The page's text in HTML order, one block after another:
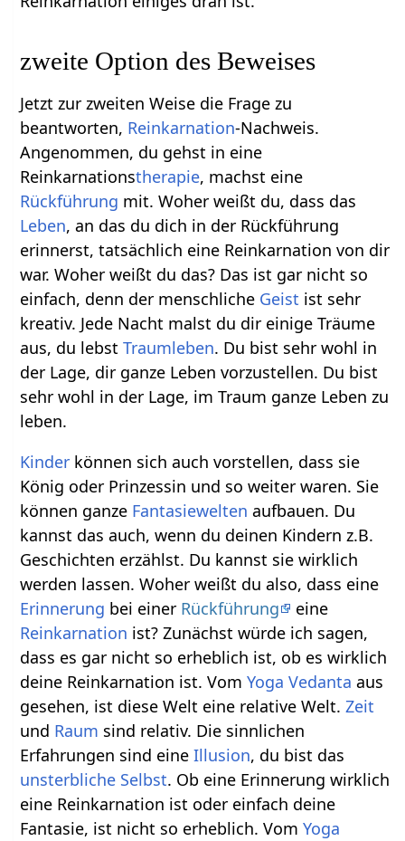
zweite Option des Beweises
Jetzt zur zweiten Weise die Frage zu
beantworten, Reinkarnation-Nachweis.
Angenommen, du gehst in eine
Reinkarnationstherapie, machst eine
Rückführung mit. Woher weißt du, dass das
Leben, an das du dich in der Rückführung
erinnerst, tatsächlich eine Reinkarnation von dir
war. Woher weißt du das? Das ist gar nicht so
einfach, denn der menschliche Geist ist sehr
kreativ. Jede Nacht malst du dir einige Träume
aus, du lebstTraumleben. Du bist sehr wohl in
der Lage, dir ganze Leben vorzustellen. Du bist
sehr wohl in der Lage, im Traum ganze Leben zu
leben.
Kinder können sich auch vorstellen, dass sie
König oder Prinzessin und so weiter waren. Sie
können ganze Fantasiewelten aufbauen. Du
kannst das auch, wenn du deinen Kindern z.B.
Geschichten erzählst. Du kannst sie wirklich
werden lassen. Woher weißt du also, dass eine
Erinnerung bei einer Rückführung
eine
Reinkarnation ist? Zunächst würde ich sagen,
dass es gar nicht so erheblich ist, ob es wirklich
deine Reinkarnation ist. VomYoga Vedanta aus
gesehen, ist diese Welt eine relative Welt.Zeit
und Raum sind relativ. Die sinnlichen
Erfahrungen sind eineIllusion, du bist das
unsterbliche Selbst. Ob eine Erinnerung wirklich
eine Reinkarnation ist oder einfach deine
Fantasie, ist nicht so erheblich. VomYoga